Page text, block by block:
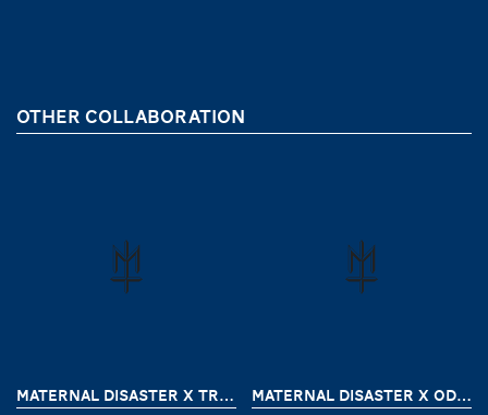
OTHER COLLABORATION
MATERNAL DISASTER X TROOPER CUSTOM MATERNAL DISASTER X ODD MAN OUT